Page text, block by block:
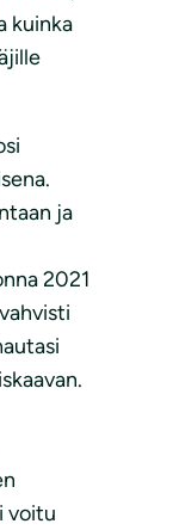
kuinka
ja
2021
voitu